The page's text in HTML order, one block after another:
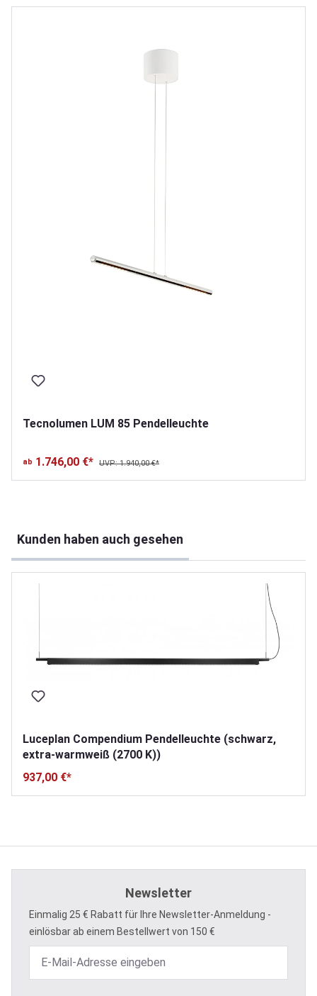
Tecnolumen LUM 85 Pendelleuchte
ab 1.746,00 €* UVP: 1.940,00 €*
Kunden haben auch gesehen
Luceplan Compendium Pendelleuchte (schwarz,
extra-warmweiß (2700 K))
937,00 €*
Newsletter
Einmalig 25 € Rabatt für Ihre Newsletter-Anmeldung -
einlösbar ab einem Bestellwert von 150 €